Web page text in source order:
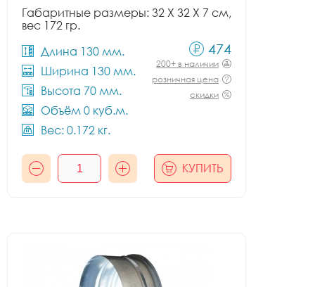
Габаритные размеры: 32 X 32 X 7 см,
вес 172 гр.
Длина 130 мм.
Ширина 130 мм.
Высота 70 мм.
Объём 0 куб.м.
Вес: 0.172 кг.
474
200+ в наличии
розничная цена
скидки
КУПИТЬ